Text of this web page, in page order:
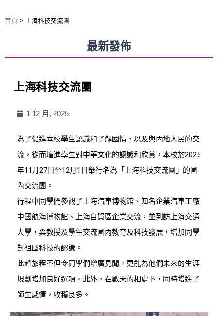
首頁 > 上海科技交流團
最新發佈
上海科技交流團
1 12 月, 2025
為了促進本校學生認識和了解國情，以及與內地人民的交
流，從而增進學生對中華文化的認識和欣賞，本校於2025
年11月27日至12月1日舉行名為「上海科技交流團」的國
內交流團。
行程中同學們參觀了上海汽車博物館、知名企業汽車工廠
中國航海博物館、上海自貿區企業交流，並到訪上海交通
大學，與教授及學生交流國內教育及科技發展，增加同學
對祖國科技的認識。
此趟旅程不但令同學們增廣見聞，更能為他們未來的生涯
規劃增加良好選項。此外，在數天的相處下，同時增進了
師生感情，收穫良多。